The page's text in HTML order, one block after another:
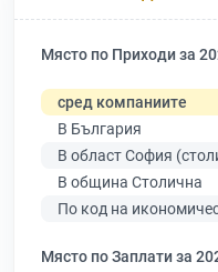
Място по Приходи за
сред компаниите
В България
В област София
В община Столична
По код на
Място по Заплати за